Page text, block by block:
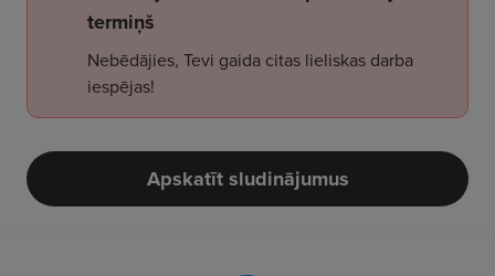
termiņš
Nebēdājies, Tevi gaida citas lieliskas darba
iespējas!
Apskatīt sludinājumus